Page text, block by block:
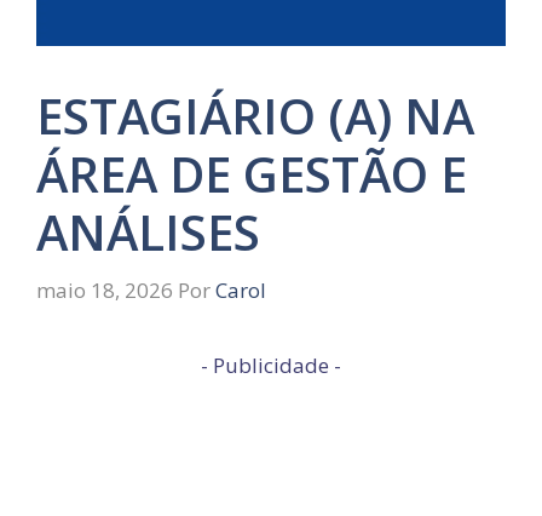
ESTAGIÁRIO (A) NA
ÁREA DE GESTÃO E
ANÁLISES
maio 18, 2026 PorCarol
- Publicidade -